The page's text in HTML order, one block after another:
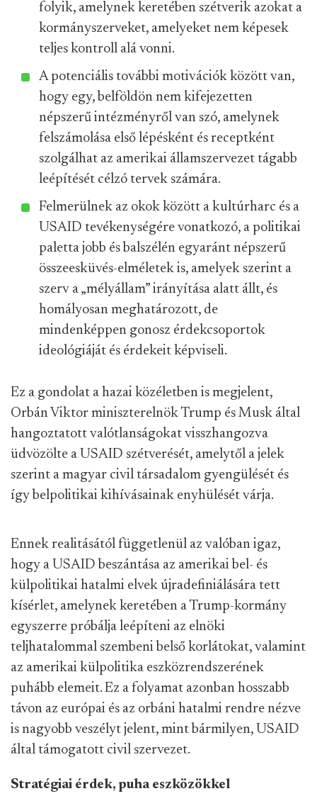
folyik, amelynek keretében szétverik azokat a
kormányszerveket, amelyeket nem képesek
teljes kontroll alá vonni.
A potenciális további motivációk között van,
hogy egy, belföldön nem kifejezetten
népszerű intézményről van szó, amelynek
felszámolása első lépésként és receptként
szolgálhat az amerikai államszervezet tágabb
leépítését célzó tervek számára.
Felmerülnek az okok között a kultúrharc és a
USAID tevékenységére vonatkozó, a politikai
paletta jobb és balszélén egyaránt népszerű
összeesküvés-elméletek is, amelyek szerint a
szerv a „mélyállam” irányítása alatt állt, és
homályosan meghatározott, de
mindenképpen gonosz érdekcsoportok
ideológiáját és érdekeit képviseli.
Ez a gondolat a hazai közéletben is megjelent,
Orbán Viktor miniszterelnök Trump és Musk által
hangoztatott valótlanságokat visszhangozva
üdvözölte a USAID szétverését, amelytől a jelek
szerint a magyar civil társadalom gyengülését és
így belpolitikai kihívásainak enyhülését várja.
Ennek realitásától függetlenül az valóban igaz,
hogy a USAID beszántása az amerikai bel- és
külpolitikai hatalmi elvek újradefiniálására tett
kísérlet, amelynek keretében a Trump-kormány
egyszerre próbálja leépíteni az elnöki
teljhatalommal szembeni belső korlátokat, valamint
az amerikai külpolitika eszközrendszerének
puhább elemeit. Ez a folyamat azonban hosszabb
távon az európai és az orbáni hatalmi rendre nézve
is nagyobb veszélyt jelent, mint bármilyen, USAID
által támogatott civil szervezet.
Stratégiai érdek, puha eszközökkel